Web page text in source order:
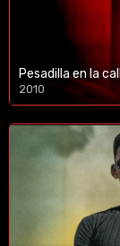
Pesadilla en la
2010
1080p/720p